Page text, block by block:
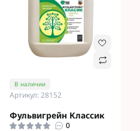
В наличии
Артикул: 28152
Фульвигрейн Классик
0